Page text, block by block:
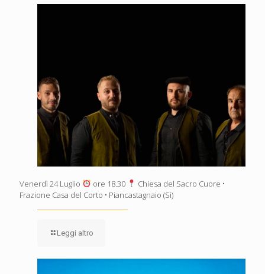
Venerdì 24 Luglio ore 18.30
Chiesa del Sacro Cuore •
Frazione Casa del Corto • Piancastagnaio (Si)
Leggi altro